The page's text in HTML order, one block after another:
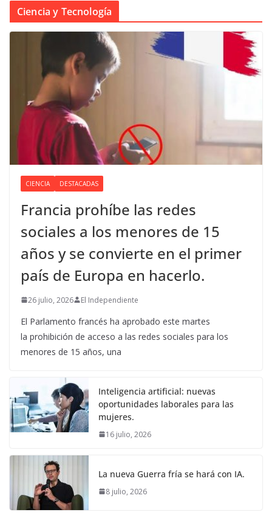
Ciencia y Tecnología
CIENCIA DESTACADAS
Francia prohíbe las redes
sociales a los menores de 15
años y se convierte en el primer
país de Europa en hacerlo.
26 julio, 2026 El Independiente
El Parlamento francés ha aprobado este martes
la prohibición de acceso a las redes sociales para los
menores de 15 años, una
Inteligencia artificial: nuevas
oportunidades laborales para las
mujeres.
16 julio, 2026
La nueva Guerra fría se hará con IA.
8 julio, 2026